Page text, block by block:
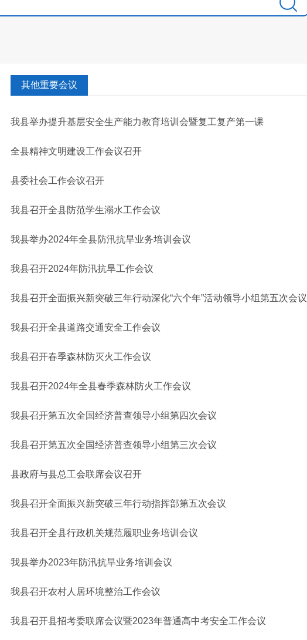
其他重要会议
我县举办提升基层安全生产能力教育培训会暨复工复产第一课
全县精神文明建设工作会议召开
县委社会工作会议召开
我县召开全县防范学生溺水工作会议
我县举办2024年全县防汛抗旱业务培训会议
我县召开2024年防汛抗旱工作会议
我县召开全面振兴新突破三年行动深化“六个年”活动领导小组第五次会议
我县召开全县道路交通安全工作会议
我县召开春季森林防灭火工作会议
我县召开2024年全县春季森林防火工作会议
我县召开第五次全国经济普查领导小组第四次会议
我县召开第五次全国经济普查领导小组第三次会议
县政府与县总工会联席会议召开
我县召开全面振兴新突破三年行动指挥部第五次会议
我县召开全县行政机关规范履职业务培训会议
我县举办2023年防汛抗旱业务培训会议
我县召开农村人居环境整治工作会议
我县召开县招考委联席会议暨2023年普通高中考安全工作会议